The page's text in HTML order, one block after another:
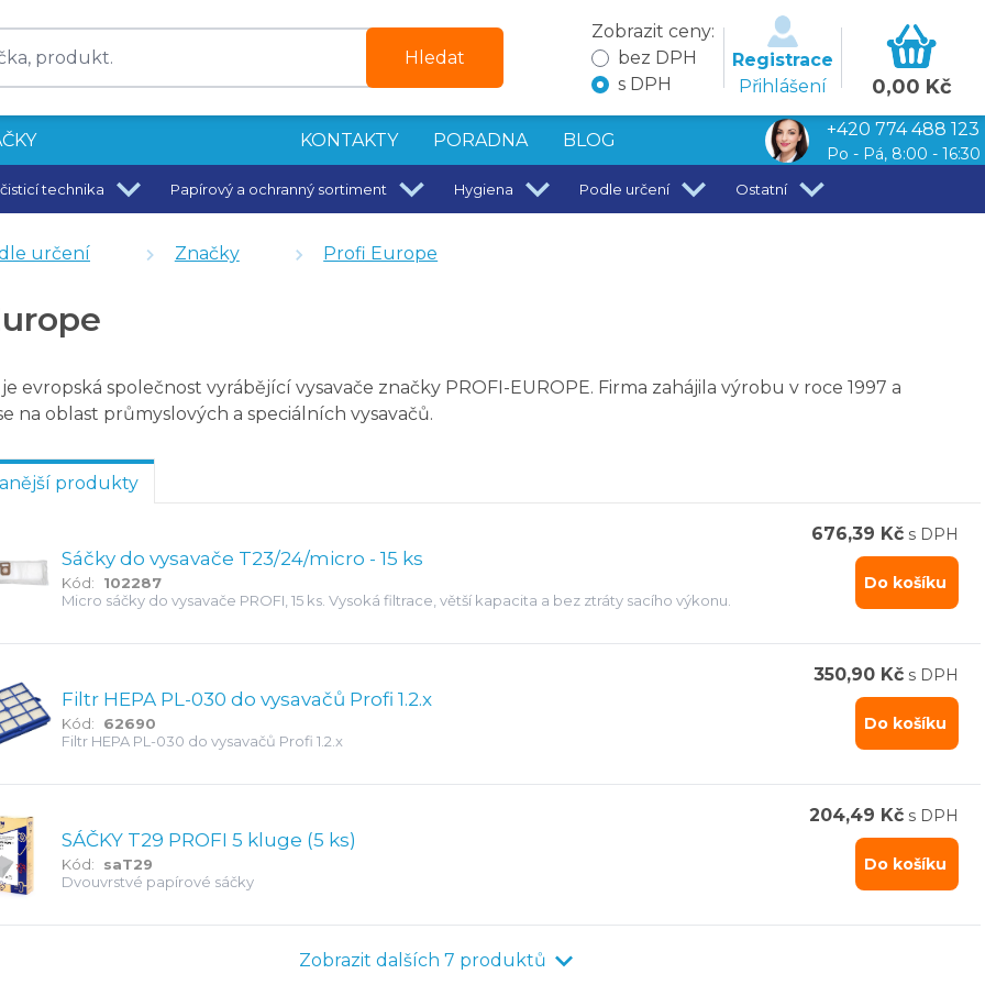
Hledat
Zobrazit ceny:
bez DPH
s DPH
Registrace
Přihlášení
0,00 Kč
KONTAKTY PORADNA BLOG
+420 774 488 123
Po - Pá, 8:00 - 16:30
technika Papírový a ochranný sortiment Hygiena Podle určení Ostatní
určení Značky Profi Europe
evropská společnost vyrábějící vysavače značky PROFI-EUROPE. Firma zahájila výrobu v roce 1997 a
na oblast průmyslových a speciálních vysavačů.
produkty
Sáčky do vysavače T23/24/micro - 15 ks
Kód:
102287
Micro sáčky do vysavače PROFI, 15 ks. Vysoká filtrace, větší kapacita a bez ztráty sacího výkonu.
676,39 Kč s DPH
Do košíku
Filtr HEPA PL-030 do vysavačů Profi 1.2.x
Kód:
62690
Filtr HEPA PL-030 do vysavačů Profi 1.2.x
350,90 Kč s DPH
Do košíku
SÁČKY T29 PROFI 5 kluge (5 ks)
Kód:
saT29
Dvouvrstvé papírové sáčky
204,49 Kč s DPH
Do košíku
Zobrazit dalších 7 produktů